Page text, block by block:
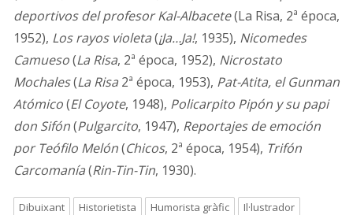
deportivos del profesor Kal-Albacete(La Risa, 2ª época,
1952), Los rayos violeta(¡Ja…Ja!, 1935), Nicomedes
Camueso(La Risa, 2ª época, 1952), Nicrostato
Mochales(La Risa2ª época, 1953), Pat-Atita, el Gunman
Atómico(El Coyote, 1948), Policarpito Pipón y su papi
don Sifón(Pulgarcito, 1947), Reportajes de emoción
por Teófilo Melón(Chicos, 2ª época, 1954), Trifón
Carcomanía(Rin-Tin-Tin, 1930).
Dibuixant Historietista Humorista gràfic Il·lustrador